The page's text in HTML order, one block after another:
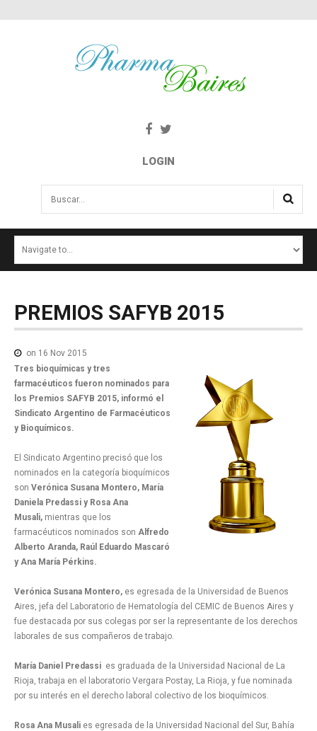
LOGIN
Buscar...
NOTICIAS
NOTICIAS MEDICAMENTOS
PREMIOS SAFYB 2015
on 16 Nov 2015
Tres bioquímicas y tres
farmacéuticos fueron nominados para
los Premios SAFYB 2015, informó el
Sindicato Argentino de Farmacéuticos
y Bioquímicos.
El Sindicato Argentino precisó que los
nominados en la categoría bioquímicos
son Verónica Susana Montero, María
Daniela Predassi y Rosa Ana
Musali, mientras que los
farmacéuticos nominados son Alfredo
Alberto Aranda, Raúl Eduardo Mascaró
y Ana María Pérkins.
Verónica Susana Montero, es egresada de la Universidad de Buenos
Aires, jefa del Laboratorio de Hematología del CEMIC de Buenos Aires y
fue destacada por sus colegas por ser la representante de los derechos
laborales de sus compañeros de trabajo.
María Daniel Predassi es graduada de la Universidad Nacional de La
Rioja, trabaja en el laboratorio Vergara Postay, La Rioja, y fue nominada
por su interés en el derecho laboral colectivo de los bioquímicos.
Rosa Ana Musali es egresada de la Universidad Nacional del Sur, Bahía